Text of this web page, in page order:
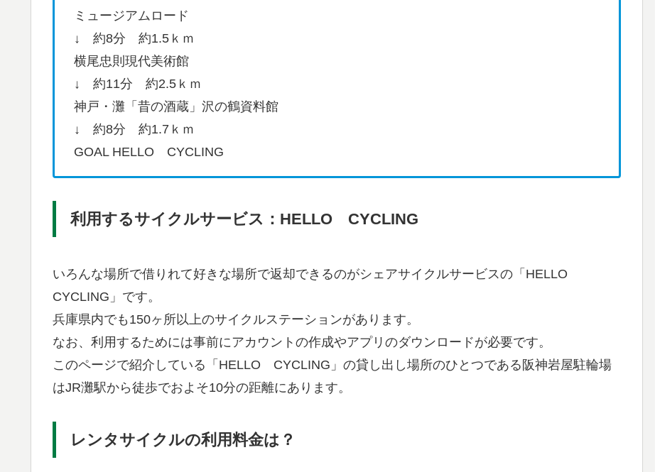
ミュージアムロード
↓ 約8分 約1.5ｋｍ
横尾忠則現代美術館
↓ 約11分 約2.5ｋｍ
神戸・灘「昔の酒蔵」沢の鶴資料館
↓ 約8分 約1.7ｋｍ
GOAL HELLO CYCLING
利用するサイクルサービス：HELLO CYCLING
いろんな場所で借りれて好きな場所で返却できるのがシェアサイクルサービスの「HELLO
CYCLING」です。
兵庫県内でも150ヶ所以上のサイクルステーションがあります。
なお、利用するためには事前にアカウントの作成やアプリのダウンロードが必要です。
このページで紹介している「HELLO CYCLING」の貸し出し場所のひとつである阪神岩屋駐輪場
はJR灘駅から徒歩でおよそ10分の距離にあります。
レンタサイクルの利用料金は？